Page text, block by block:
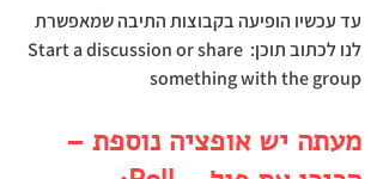
עד עכשיו הופיעה בקבוצות התיבה שמאפשרת
לנו לכתוב תוכן: Start a discussion or share
something with the group
מעתה יש אופציה נוספת –